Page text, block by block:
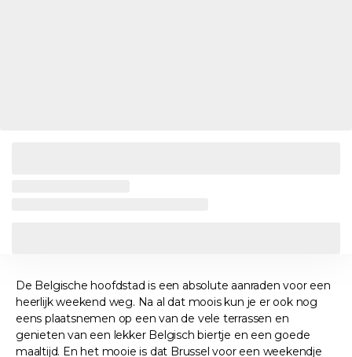
De Belgische hoofdstad is een absolute aanraden voor een
heerlijk weekend weg. Na al dat moois kun je er ook nog
eens plaatsnemen op een van de vele terrassen en
genieten van een lekker Belgisch biertje en een goede
maaltijd. En het mooie is dat Brussel voor een weekendje